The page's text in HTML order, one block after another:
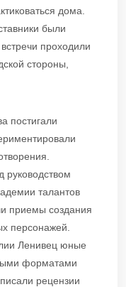
дома.
были
проходили
стороны,
постигали
руководством
талантов
приемы создания
персонажей.
Ленивец юные
форматами
рецензии